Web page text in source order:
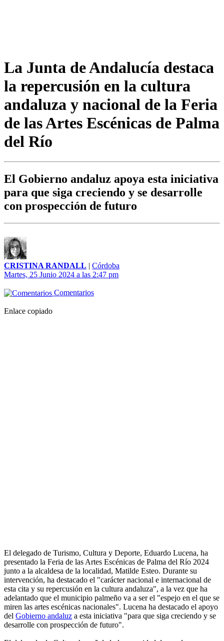
La Junta de Andalucía destaca
la repercusión en la cultura
andaluza y nacional de la Feria
de las Artes Escénicas de Palma
del Río
El Gobierno andaluz apoya esta iniciativa
para que siga creciendo y se desarrolle
con prospección de futuro
CRISTINA RANDALL | Córdoba
Martes, 25 Junio 2024 a las 2:47 pm
Comentarios
Enlace copiado
El delegado de Turismo, Cultura y Deporte, Eduardo Lucena, ha
presentado la Feria de las Artes Escénicas de Palma del Río 2024
junto a la alcaldesa de la localidad, Matilde Esteo. Durante su
intervención, ha destacado el "carácter nacional e internacional de
esta cita y su repercusión en la cultura andaluza", a la vez que ha
adelantado que el municipio palmeño va a ser el "espejo en el que se
miren las artes escénicas nacionales". Lucena ha destacado el apoyo
del Gobierno andaluz a esta iniciativa "para que siga creciendo y se
desarrolle con prospección de futuro".